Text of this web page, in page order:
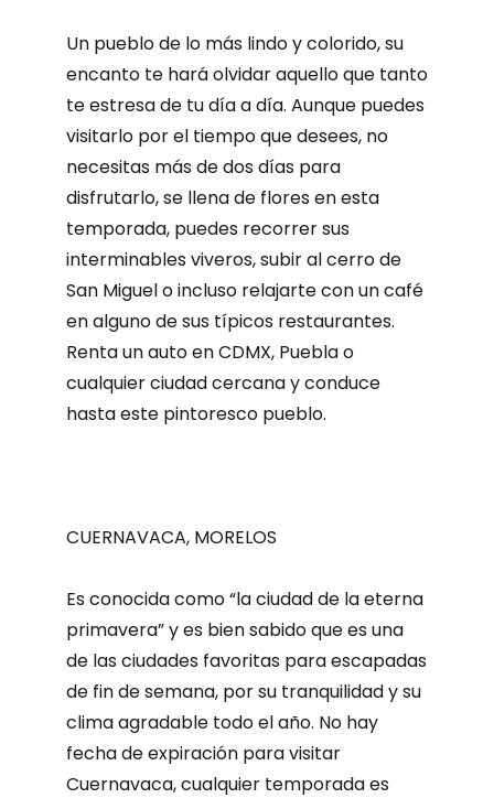
Un pueblo de lo más lindo y colorido, su
encanto te hará olvidar aquello que tanto
te estresa de tu día a día. Aunque puedes
visitarlo por el tiempo que desees, no
necesitas más de dos días para
disfrutarlo, se llena de flores en esta
temporada, puedes recorrer sus
interminables viveros, subir al cerro de
San Miguel o incluso relajarte con un café
en alguno de sus típicos restaurantes.
Renta un auto en CDMX, Puebla o
cualquier ciudad cercana y conduce
hasta este pintoresco pueblo.
CUERNAVACA, MORELOS
Es conocida como “la ciudad de la eterna
primavera” y es bien sabido que es una
de las ciudades favoritas para escapadas
de fin de semana, por su tranquilidad y su
clima agradable todo el año. No hay
fecha de expiración para visitar
Cuernavaca, cualquier temporada es